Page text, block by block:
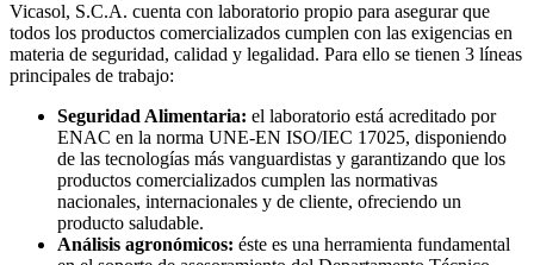
Vicasol, S.C.A. cuenta con laboratorio propio para asegurar que
todos los productos comercializados cumplen con las exigencias en
materia de seguridad, calidad y legalidad. Para ello se tienen 3 líneas
principales de trabajo:
Seguridad Alimentaria: el laboratorio está acreditado por
ENAC en la norma UNE-EN ISO/IEC 17025, disponiendo
de las tecnologías más vanguardistas y garantizando que los
productos comercializados cumplen las normativas
nacionales, internacionales y de cliente, ofreciendo un
producto saludable.
Análisis agronómicos: éste es una herramienta fundamental